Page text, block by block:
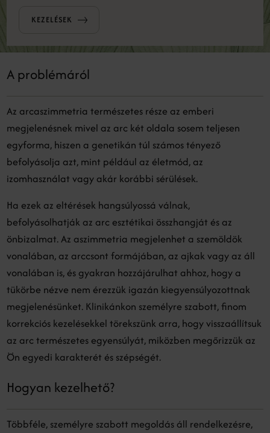
KEZELÉSEK
A problémáról
Az arcaszimmetria természetes része az emberi
megjelenésnek mivel az arc két oldala sosem teljesen
egyforma, hiszen a genetikán túl számos tényező
befolyásolja azt, mint például az életmód, az
izomhasználat vagy akár korábbi sérülések.
Ha ezek az eltérések hangsúlyossá válnak,
befolyásolhatják az arc esztétikai összhangját és az
önbizalmat. Az aszimmetria megjelenhet a szemöldök
vonalában, az arccsont formájában, az ajkak vagy az áll
vonalában is, és gyakran hozzájárulhat ahhoz, hogy a
tükörbe nézve nem érezzük igazán kiegyensúlyozottnak
megjelenésünket. Klinikánkon személyre szabott, finom
korrekciós kezelésekkel törekszünk arra, hogy visszaállítsuk
az arc természetes egyensúlyát, miközben megőrizzük az
Ön egyedi karakterét és szépségét.
Hogyan kezelhető?
Többféle, személyre szabott megoldás áll rendelkezésre,